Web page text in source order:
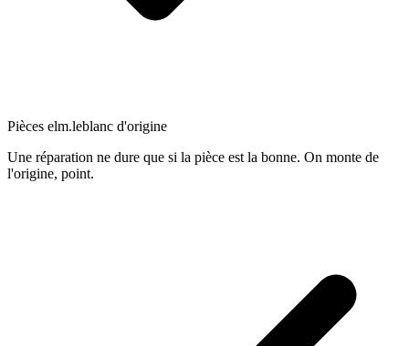
Pièces elm.leblanc d'origine
Une réparation ne dure que si la pièce est la bonne. On monte de
l'origine, point.